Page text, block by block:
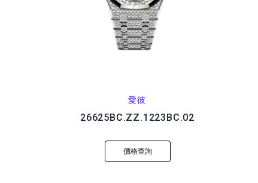
愛彼
26625BC.ZZ.1223BC.02
價格查詢